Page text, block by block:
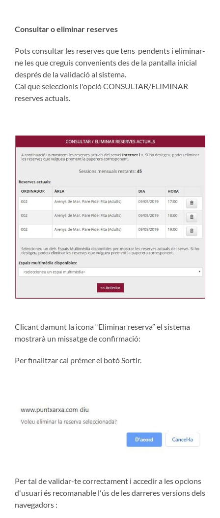
Consultar o eliminar reserves
Pots consultar les reserves que tens pendents i eliminar-
ne les que creguis convenients des de la pantalla inicial
després de la validació al sistema.
Cal que seleccionis l'opció CONSULTAR/ELIMINAR
reserves actuals.
Clicant damunt la icona “Eliminar reserva” el sistema
mostrarà un missatge de confirmació:
Per finalitzar cal prémer el botó Sortir.
Per tal de validar-te correctament i accedir a les opcions
d'usuari és recomanable l'ús de les darreres versions dels
navegadors :